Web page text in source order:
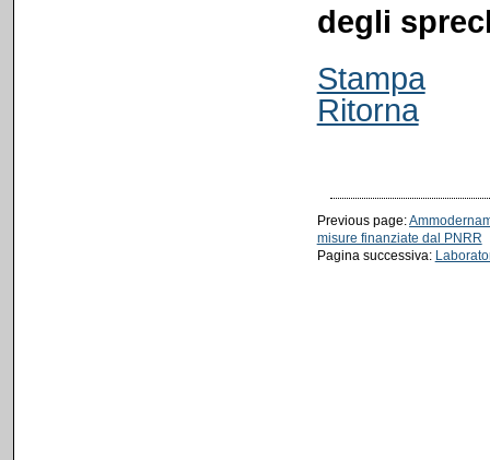
degli
Stampa
Ritorna
Previous page:
misure finanziate dal PNRR
Pagina successiva: